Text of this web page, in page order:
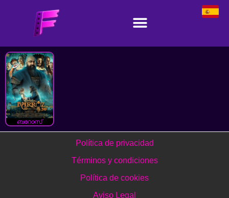
ബറോസ്
Política de privacidad
Términos y condiciones
Política de cookies
Aviso Legal